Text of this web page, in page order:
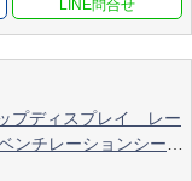
プディスプレイ レー
ンチレーションシー